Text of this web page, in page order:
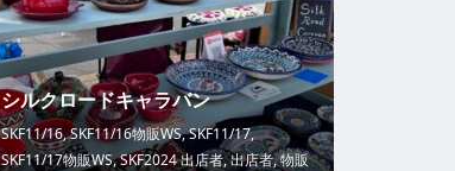
シルクロードキャラバン
SKF11/16,SKF11/16物販WS,SKF11/17,
SKF11/17物販WS,SKF2024 出店者,出店者,物販